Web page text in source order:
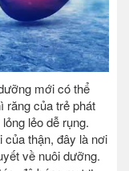
mới có thể
răng của trẻ phát
lẻo dễ rụng.
của thận, đây là nơi
về nuôi dưỡng.